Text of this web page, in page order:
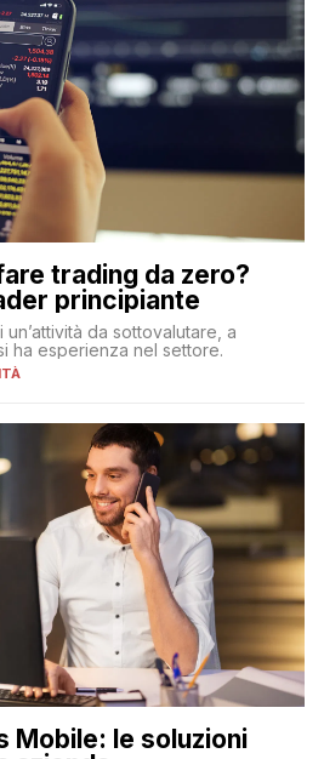
trading da zero?
principiante
da sottovalutare, a
ha esperienza nel settore.
Mobile: le soluzioni